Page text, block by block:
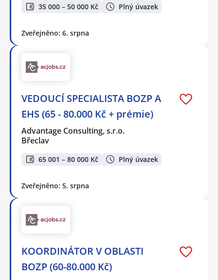
35 000 – 50 000 Kč Plný úvazek
Zveřejněno: 6. srpna
VEDOUCÍ SPECIALISTA BOZP A
EHS (65 - 80.000 Kč + prémie)
Advantage Consulting, s.r.o.
Břeclav
65 001 – 80 000 Kč Plný úvazek
Zveřejněno: 5. srpna
KOORDINÁTOR V OBLASTI
BOZP (60-80.000 Kč)